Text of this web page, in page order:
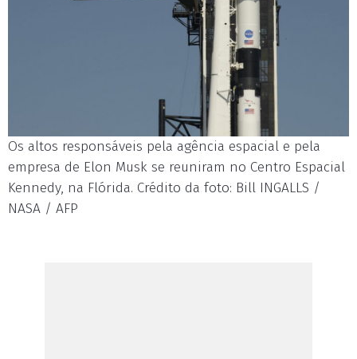
Os altos responsáveis pela agência espacial e pela
empresa de Elon Musk se reuniram no Centro Espacial
Kennedy, na Flórida. Crédito da foto: Bill INGALLS /
NASA / AFP